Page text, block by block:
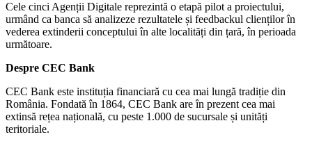
Cele cinci Agenții Digitale reprezintă o etapă pilot a proiectului,
urmând ca banca să analizeze rezultatele și feedbackul clienților în
vederea extinderii conceptului în alte localități din țară, în perioada
următoare.
Despre CEC Bank
CEC Bank este instituția financiară cu cea mai lungă tradiție din
România. Fondată în 1864, CEC Bank are în prezent cea mai
extinsă rețea națională, cu peste 1.000 de sucursale și unități
teritoriale.